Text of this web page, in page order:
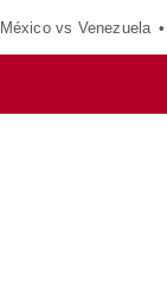
México vs Venezuela